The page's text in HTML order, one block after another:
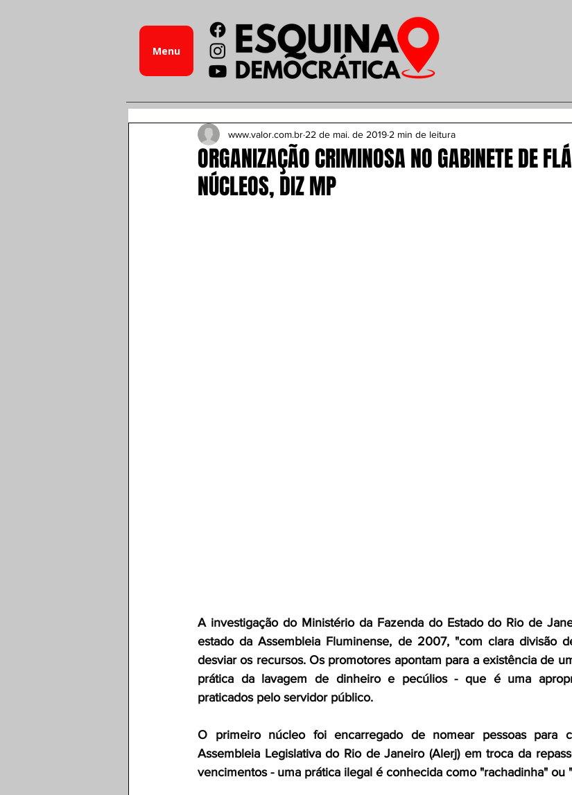
Menu
ORGANIZAÇÃO CRIMINOSA NO GABINETE DE
NÚCLEOS, DIZ MP
www.valor.com.br 22 de mai. de 2019 2 min de leitura
A investigação do Ministério da Fazenda do Estado do Rio de
estado da Assembleia Fluminense, de 2007, "com clara divisão
desviar os recursos. Os promotores apontam para a existência de
prática da lavagem de dinheiro e pecúlios - que é uma
praticados pelo servidor público.
O primeiro núcleo foi encarregado de nomear pessoas para
Assembleia Legislativa do Rio de Janeiro (Alerj) em troca da
vencimentos - uma prática ilegal é conhecida como "rachadinha" ou